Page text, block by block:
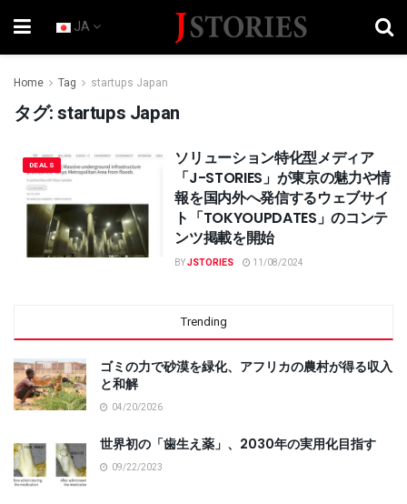
JA
Home Tag startups Japan
タグ:startups Japan
DEALS
ソリューション特化型メディア
「J-STORIES」が東京の魅力や情
報を国内外へ発信するウェブサイ
ト「TOKYOUPDATES」のコンテ
ンツ掲載を開始
BYJSTORIES 11/08/2024
Trending
ゴミの力で砂漠を緑化、アフリカの農村が得る収入
と和解
04/20/2026
世界初の「歯生え薬」、2030年の実用化目指す
09/22/2023